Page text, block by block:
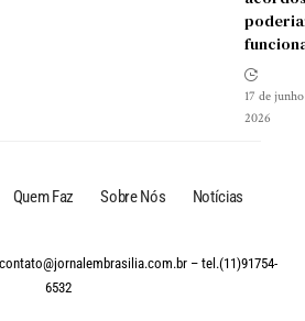
17 de
2026
Quem Faz Sobre Nós Notícias
contato@jornalembrasilia.com.br – tel.(11)91754-
6532